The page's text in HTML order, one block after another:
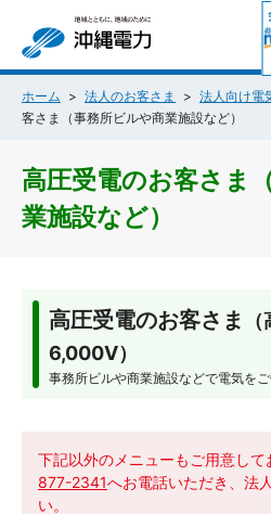
ホーム 法人のお客さま 法人向け電
客さま（事務所ビルや商業施設など）
高圧受電のお客さま
業施設など）
高圧受電のお客さま
6,000V）
事務所ビルや商業施設などで電気を
下記以外のメニューもご用意して
877-2341へお電話いただき、法
い。